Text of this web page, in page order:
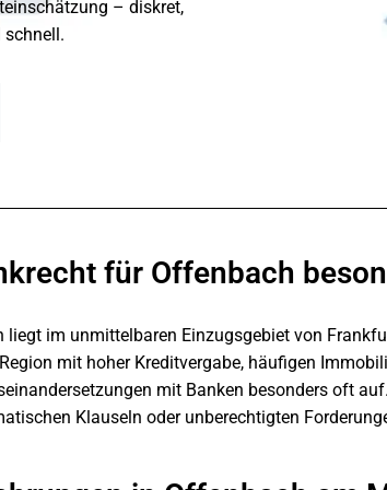
– diskret,
schnell.
für Offenbach
liegt im unmittelbaren Einzugsgebiet von
mit hoher Kreditvergabe, häufigen
mit Banken besonders oft
Klauseln oder unberechtigten